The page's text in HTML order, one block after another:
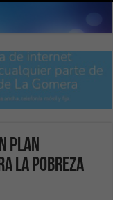
plan
la pobreza